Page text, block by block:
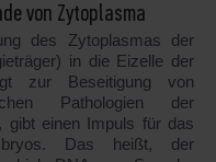
von Zytoplasma
des Zytoplasmas der
in die Eizelle der
zur Beseitigung von
Pathologien der
gibt einen Impuls für das
Das heißt, der